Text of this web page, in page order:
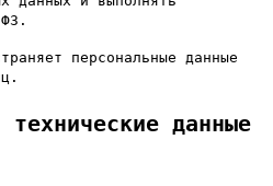
персональные данные
данные